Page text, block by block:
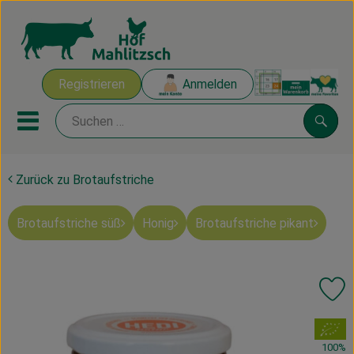
Registrieren Anmelden
Mobiles Menu öffnen oder
Ökokisten
Mahlitzscher Produkte
Obst & Gemüse
Zurück zu Brotaufstriche
Brotaufstriche süß Honig Brotaufstriche pikant
, Verband:
100%